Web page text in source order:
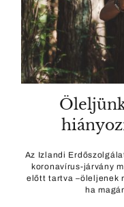
Az Izlandi
koronavírus-járvány
előtt tartva –öleljenek
ha